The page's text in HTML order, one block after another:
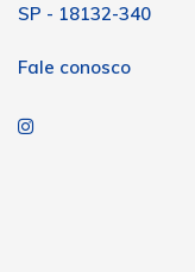
SP - 18132-340
Fale conosco